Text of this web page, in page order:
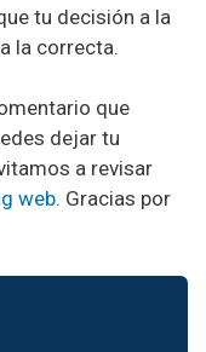
tu decisión a la
la correcta.
que
dejar tu
a revisar
web. Gracias por